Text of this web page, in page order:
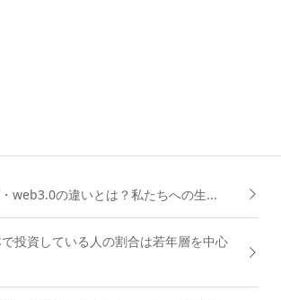
web3.0の違いとは？私たちへの生...
投資している人の割合は若年層を中心